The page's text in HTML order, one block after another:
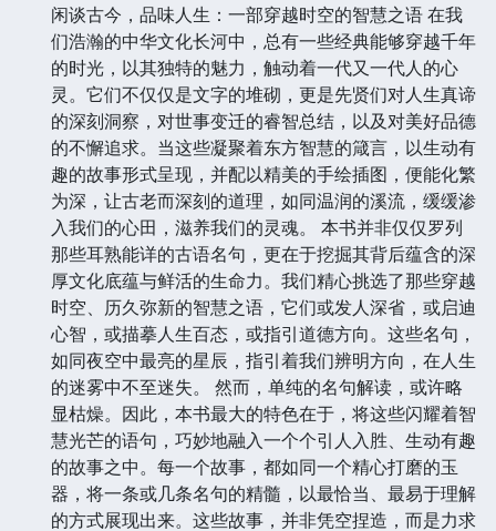
闲谈古今，品味人生：一部穿越时空的智慧之语 在我
们浩瀚的中华文化长河中，总有一些经典能够穿越千年
的时光，以其独特的魅力，触动着一代又一代人的心
灵。它们不仅仅是文字的堆砌，更是先贤们对人生真谛
的深刻洞察，对世事变迁的睿智总结，以及对美好品德
的不懈追求。当这些凝聚着东方智慧的箴言，以生动有
趣的故事形式呈现，并配以精美的手绘插图，便能化繁
为深，让古老而深刻的道理，如同温润的溪流，缓缓渗
入我们的心田，滋养我们的灵魂。 本书并非仅仅罗列
那些耳熟能详的古语名句，更在于挖掘其背后蕴含的深
厚文化底蕴与鲜活的生命力。我们精心挑选了那些穿越
时空、历久弥新的智慧之语，它们或发人深省，或启迪
心智，或描摹人生百态，或指引道德方向。这些名句，
如同夜空中最亮的星辰，指引着我们辨明方向，在人生
的迷雾中不至迷失。 然而，单纯的名句解读，或许略
显枯燥。因此，本书最大的特色在于，将这些闪耀着智
慧光芒的语句，巧妙地融入一个个引人入胜、生动有趣
的故事之中。每一个故事，都如同一个精心打磨的玉
器，将一条或几条名句的精髓，以最恰当、最易于理解
的方式展现出来。这些故事，并非凭空捏造，而是力求